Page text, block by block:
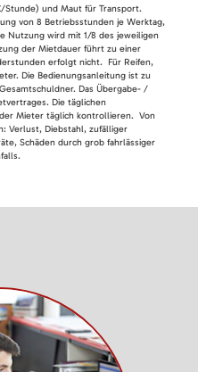
Stunde) und Maut für Transport.
von 8 Betriebsstunden je Werktag,
Nutzung wird mit 1/8 des jeweiligen
der Mietdauer führt zu einer
erfolgt nicht. Für Reifen,
Die Bedienungsanleitung ist zu
Das Übergabe- /
Die täglichen
Mieter täglich kontrollieren. Von
Verlust, Diebstahl, zufälliger
Schäden durch grob fahrlässiger